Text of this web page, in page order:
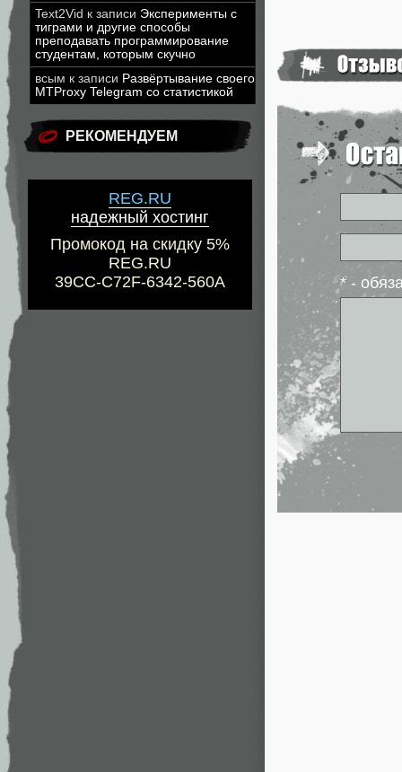
Text2Vid к записи Эксперименты с
тиграми и другие способы
преподавать программирование
студентам, которым скучно
всым к записи Развёртывание своего
MTProxy Telegram со статистикой
РЕКОМЕНДУЕМ
REG.RU
надежный хостинг
Промокод на скидку 5%
REG.RU
39CC-C72F-6342-560A
* -